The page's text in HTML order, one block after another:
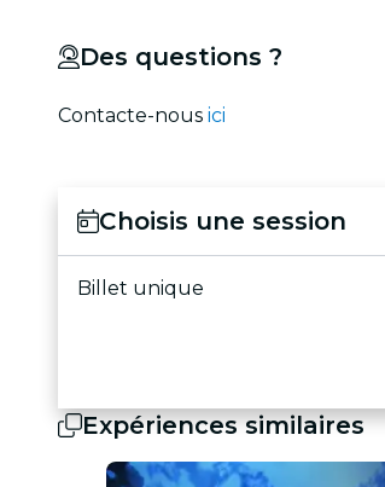
Des questions ?
Contacte-nous ici
Choisis une session
Billet unique
Expériences similaires